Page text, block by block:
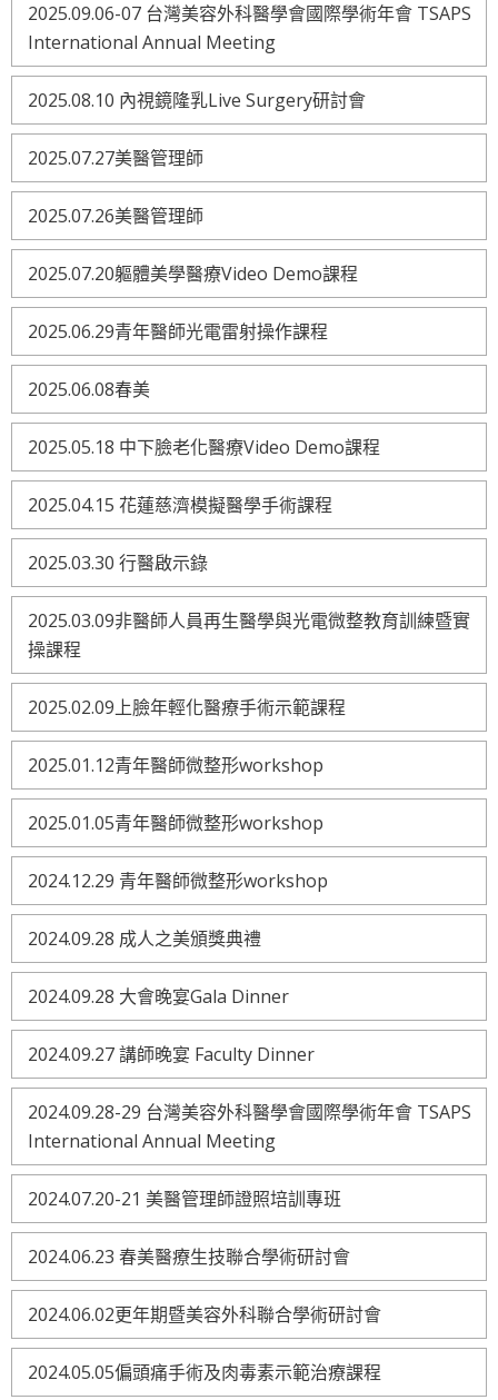
2025.09.06-07 台灣美容外科醫學會國際學術年會 TSAPS
International Annual Meeting
2025.08.10 內視鏡隆乳Live Surgery研討會
2025.07.27美醫管理師
2025.07.26美醫管理師
2025.07.20軀體美學醫療Video Demo課程
2025.06.29青年醫師光電雷射操作課程
2025.06.08春美
2025.05.18 中下臉老化醫療Video Demo課程
2025.04.15 花蓮慈濟模擬醫學手術課程
2025.03.30 行醫啟示錄
2025.03.09非醫師人員再生醫學與光電微整教育訓練暨實
操課程
2025.02.09上臉年輕化醫療手術示範課程
2025.01.12青年醫師微整形workshop
2025.01.05青年醫師微整形workshop
2024.12.29 青年醫師微整形workshop
2024.09.28 成人之美頒獎典禮
2024.09.28 大會晚宴Gala Dinner
2024.09.27 講師晚宴 Faculty Dinner
2024.09.28-29 台灣美容外科醫學會國際學術年會 TSAPS
International Annual Meeting
2024.07.20-21 美醫管理師證照培訓專班
2024.06.23 春美醫療生技聯合學術研討會
2024.06.02更年期暨美容外科聯合學術研討會
2024.05.05偏頭痛手術及肉毒素示範治療課程